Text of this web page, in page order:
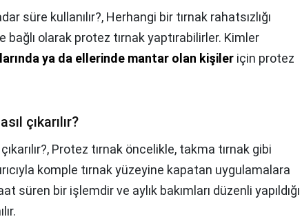
süre kullanılır?, Herhangi bir tırnak rahatsızlığı
olarak protez tırnak yaptırabilirler. Kimler
ya da ellerinde mantar olan kişiler için protez
çıkarılır?
Protez tırnak öncelikle, takma tırnak gibi
komple tırnak yüzeyine kapatan uygulamalara
süren bir işlemdir ve aylık bakımları düzenli yapıldığı